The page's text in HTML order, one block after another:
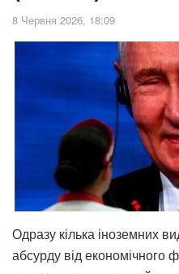
8 Червня 2026, 18:09
Одразу кілька іноземних
абсурду від економічного